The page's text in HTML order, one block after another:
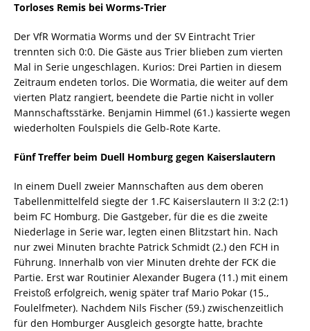
Torloses Remis bei Worms-Trier
Der VfR Wormatia Worms und der SV Eintracht Trier
trennten sich 0:0. Die Gäste aus Trier blieben zum vierten
Mal in Serie ungeschlagen. Kurios: Drei Partien in diesem
Zeitraum endeten torlos. Die Wormatia, die weiter auf dem
vierten Platz rangiert, beendete die Partie nicht in voller
Mannschaftsstärke. Benjamin Himmel (61.) kassierte wegen
wiederholten Foulspiels die Gelb-Rote Karte.
Fünf Treffer beim Duell Homburg gegen Kaiserslautern
In einem Duell zweier Mannschaften aus dem oberen
Tabellenmittelfeld siegte der 1.FC Kaiserslautern II 3:2 (2:1)
beim FC Homburg. Die Gastgeber, für die es die zweite
Niederlage in Serie war, legten einen Blitzstart hin. Nach
nur zwei Minuten brachte Patrick Schmidt (2.) den FCH in
Führung. Innerhalb von vier Minuten drehte der FCK die
Partie. Erst war Routinier Alexander Bugera (11.) mit einem
Freistoß erfolgreich, wenig später traf Mario Pokar (15.,
Foulelfmeter). Nachdem Nils Fischer (59.) zwischenzeitlich
für den Homburger Ausgleich gesorgte hatte, brachte